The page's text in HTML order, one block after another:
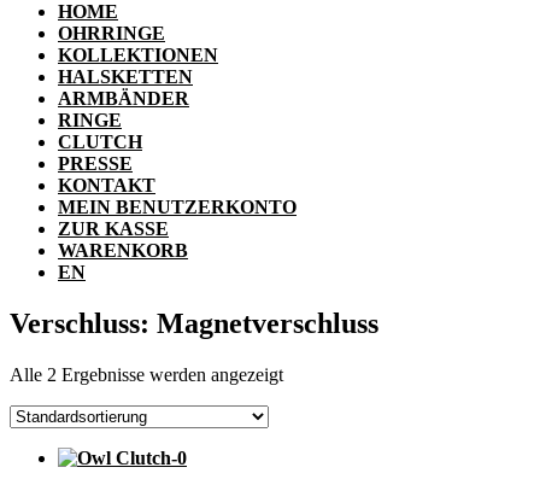
HOME
OHRRINGE
KOLLEKTIONEN
HALSKETTEN
ARMBÄNDER
RINGE
CLUTCH
PRESSE
KONTAKT
MEIN BENUTZERKONTO
ZUR KASSE
WARENKORB
EN
Verschluss: Magnetverschluss
Alle 2 Ergebnisse werden angezeigt